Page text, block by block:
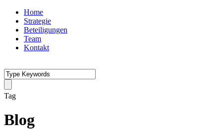
Home
Strategie
Beteiligungen
Team
Kontakt
Tag
Blog